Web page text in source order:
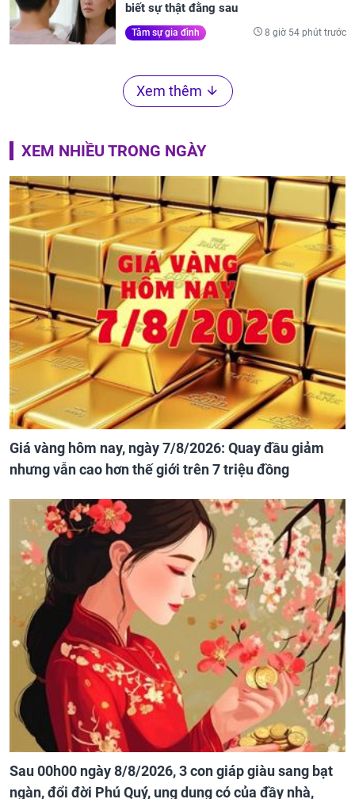
biết sự thật đằng sau
Tâm sự gia đình 8 giờ 54 phút trước
Xem thêm
XEM NHIỀU TRONG NGÀY
Giá vàng hôm nay, ngày 7/8/2026: Quay đầu giảm
nhưng vẫn cao hơn thế giới trên 7 triệu đồng
Sau 00h00 ngày 8/8/2026, 3 con giáp giàu sang bạt
ngàn, đổi đời Phú Quý, ung dung có của đầy nhà,